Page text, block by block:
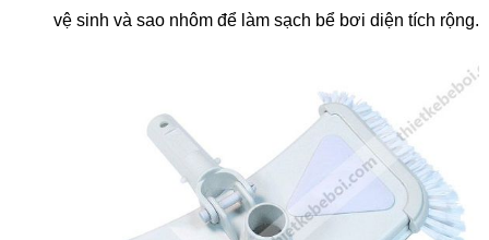
vệ sinh và sao nhôm để làm sạch bể bơi diện tích rộng.